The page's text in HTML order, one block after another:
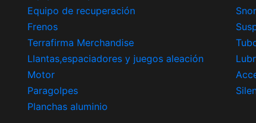
Equipo de recuperación
Frenos
Terrafirma Merchandise
Llantas,espaciadores y juegos aleación
Motor
Paragolpes
Planchas aluminio